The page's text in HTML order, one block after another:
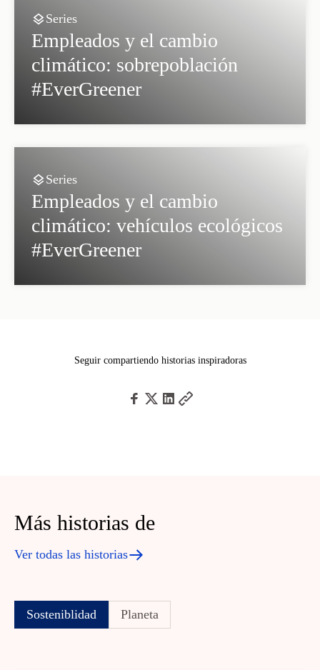
Series
Empleados y el cambio
climático: sobrepoblación
#EverGreener
Series
Empleados y el cambio
climático: vehículos ecológicos
#EverGreener
Seguir compartiendo historias inspiradoras
Más historias de
Ver todas las historias
Sosteniblidad Planeta